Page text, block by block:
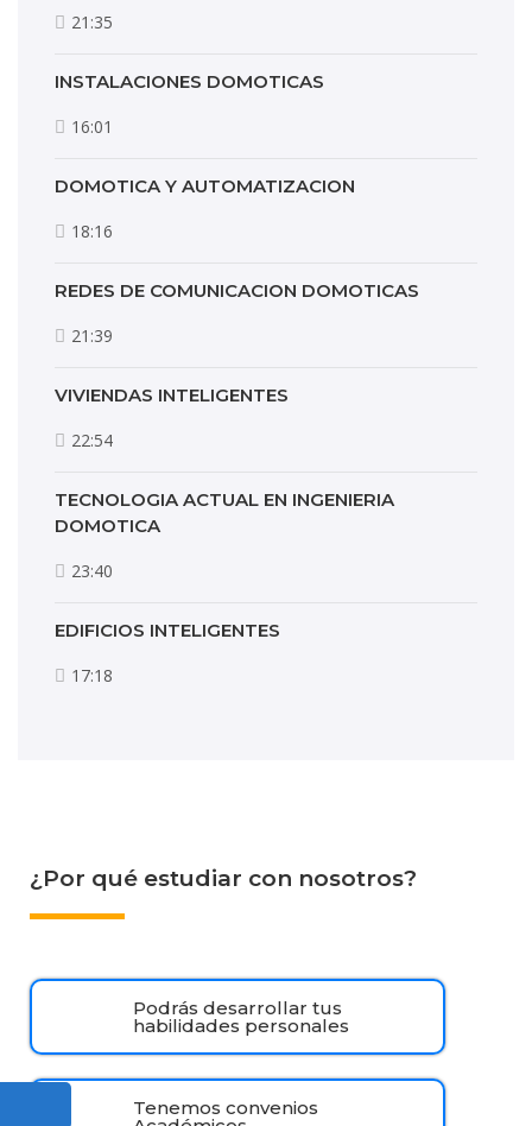
21:35
INSTALACIONES DOMOTICAS
16:01
DOMOTICA Y AUTOMATIZACION
18:16
REDES DE COMUNICACION DOMOTICAS
21:39
VIVIENDAS INTELIGENTES
22:54
TECNOLOGIA ACTUAL EN INGENIERIA
DOMOTICA
23:40
EDIFICIOS INTELIGENTES
17:18
¿Por qué estudiar con nosotros?
Podrás desarrollar tus
habilidades personales
Tenemos convenios